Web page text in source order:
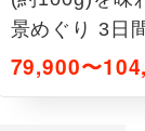
景めぐり 3日
79,900〜